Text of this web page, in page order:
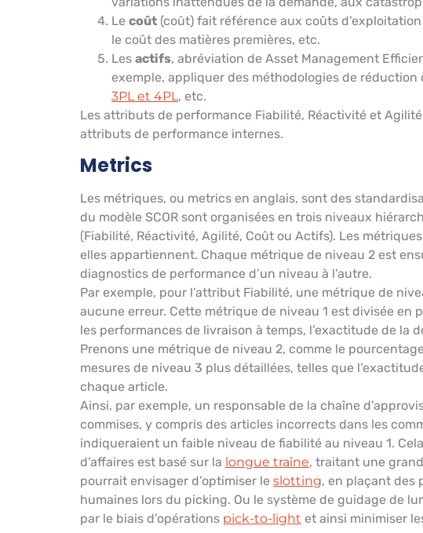
Le coût (coût) fait référence aux coûts
le coût des matières premières, etc.
Les actifs, abréviation de Asset Management
exemple, appliquer des méthodologies de réduction
3PL et 4PL , etc.
Les attributs de performance Fiabilité, Réactivité et
attributs de performance internes.
Metrics
Les métriques, ou metrics en anglais, sont des
du modèle SCOR sont organisées en trois niveaux
(Fiabilité, Réactivité, Agilité, Coût ou Actifs). Les
elles appartiennent. Chaque métrique de niveau 2 est
diagnostics de performance d’un niveau à l’autre.
Par exemple, pour l’attribut Fiabilité, une métrique de
aucune erreur. Cette métrique de niveau 1 est divisée
les performances de livraison à temps, l’exactitude de
Prenons une métrique de niveau 2, comme le
mesures de niveau 3 plus détaillées, telles que
chaque article.
Ainsi, par exemple, un responsable de la chaîne
commises, y compris des articles incorrects dans les
indiqueraient un faible niveau de fiabilité au niveau 1.
d’affaires est basé sur la longue traîne, traitant une
pourrait envisager d’optimiser le slotting, en plaçant des
humaines lors du picking. Ou le système de guidage de
par le biais d’opérations pick-to-light et ainsi minimiser